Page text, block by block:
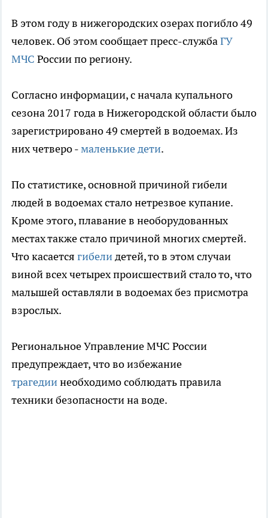
В этом году в нижегородских озерах погибло 49
человек. Об этом сообщает пресс-службаГУ
МЧС России по региону.
Согласно информации, с начала купального
сезона 2017 года в Нижегородской области было
зарегистрировано 49 смертей в водоемах. Из
них четверо -маленькие дети.
По статистике, основной причиной гибели
людей в водоемах стало нетрезвое купание.
Кроме этого, плавание в необорудованных
местах также стало причиной многих смертей.
Что касается гибелидетей, то в этом случаи
виной всех четырех происшествий стало то, что
малышей оставляли в водоемах без присмотра
взрослых.
Региональное Управление МЧС России
предупреждает, что во избежание
трагедиинеобходимо соблюдать правила
техники безопасности на воде.